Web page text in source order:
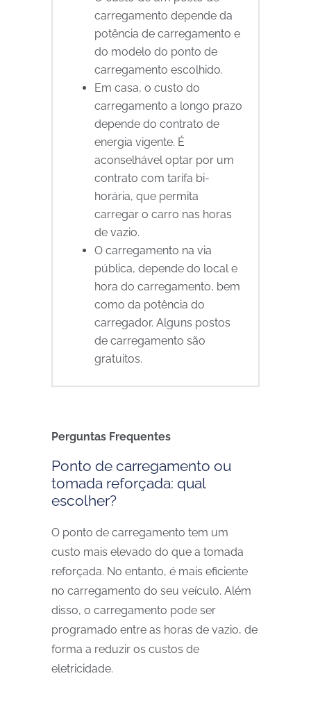
carregamento depende da
potência de carregamento e
do modelo do ponto de
carregamento escolhido.
Em casa, o custo do
carregamento a longo prazo
depende do contrato de
energia vigente. É
aconselhável optar por um
contrato com tarifa bi-
horária, que permita
carregar o carro nas horas
de vazio.
O carregamento na via
pública, depende do local e
hora do carregamento, bem
como da potência do
carregador. Alguns postos
de carregamento são
gratuitos.
Perguntas Frequentes
Ponto de carregamento ou
tomada reforçada: qual
escolher?
O ponto de carregamento tem um
custo mais elevado do que a tomada
reforçada. No entanto, é mais eficiente
no carregamento do seu veículo. Além
disso, o carregamento pode ser
programado entre as horas de vazio, de
forma a reduzir os custos de
eletricidade.